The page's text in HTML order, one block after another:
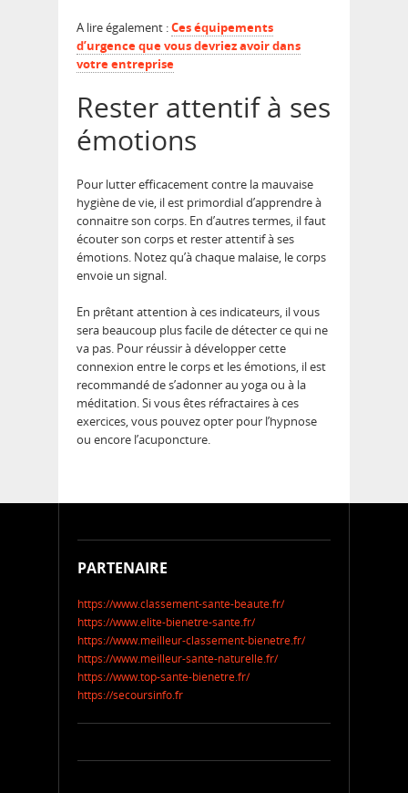
A lire également :Ces équipements
d’urgence que vous devriez avoir dans
votre entreprise
Rester attentif à ses
émotions
Pour lutter efficacement contre la mauvaise
hygiène de vie, il est primordial d’apprendre à
connaitre son corps. En d’autres termes, il faut
écouter son corps et rester attentif à ses
émotions. Notez qu’à chaque malaise, le corps
envoie un signal.
En prêtant attention à ces indicateurs, il vous
sera beaucoup plus facile de détecter ce qui ne
va pas. Pour réussir à développer cette
connexion entre le corps et les émotions, il est
recommandé de s’adonner au yoga ou à la
méditation. Si vous êtes réfractaires à ces
exercices, vous pouvez opter pour l’hypnose
ou encore l’acuponcture.
PARTENAIRE
https://www.classement-sante-beaute.fr/
https://www.elite-bienetre-sante.fr/
https://www.meilleur-classement-bienetre.fr/
https://www.meilleur-sante-naturelle.fr/
https://www.top-sante-bienetre.fr/
https://secoursinfo.fr